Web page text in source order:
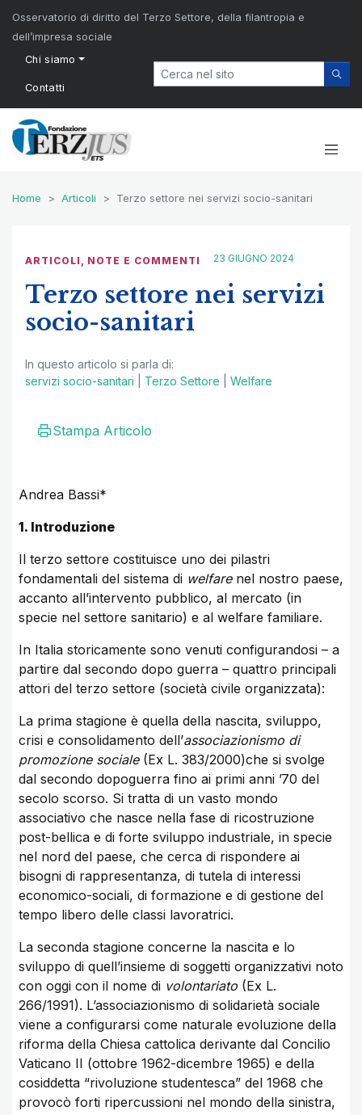
Osservatorio di diritto del Terzo Settore, della filantropia e
dell’impresa sociale
Chi siamo
Contatti
Home Articoli Terzo settore nei servizi socio-sanitari
ARTICOLI , NOTE E COMMENTI 23 GIUGNO 2024
Terzo settore nei servizi
socio-sanitari
In questo articolo si parla di:
servizi socio-sanitari
Terzo Settore Welfare
Stampa Articolo
Andrea Bassi*
1. Introduzione
Il terzo settore costituisce uno dei pilastri
fondamentali del sistema di welfarenel nostro paese,
accanto all’intervento pubblico, al mercato (in
specie nel settore sanitario) e al welfare familiare.
In Italia storicamente sono venuti configurandosi – a
partire dal secondo dopo guerra – quattro principali
attori del terzo settore (società civile organizzata):
La prima stagione è quella della nascita, sviluppo,
crisi e consolidamento dell’associazionismo di
promozione sociale (Ex L. 383/2000)che si svolge
dal secondo dopoguerra fino ai primi anni ’70 del
secolo scorso. Si tratta di un vasto mondo
associativo che nasce nella fase di ricostruzione
post-bellica e di forte sviluppo industriale, in specie
nel nord del paese, che cerca di rispondere ai
bisogni di rappresentanza, di tutela di interessi
economico-sociali, di formazione e di gestione del
tempo libero delle classi lavoratrici.
La seconda stagione concerne la nascita e lo
sviluppo di quell’insieme di soggetti organizzativi noto
con oggi con il nome di volontariato (Ex L.
266/1991). L’associazionismo di solidarietà sociale
viene a configurarsi come naturale evoluzione della
riforma della Chiesa cattolica derivante dal Concilio
Vaticano II (ottobre 1962-dicembre 1965) e della
cosiddetta “rivoluzione studentesca” del 1968 che
provocò forti ripercussioni nel mondo della sinistra,